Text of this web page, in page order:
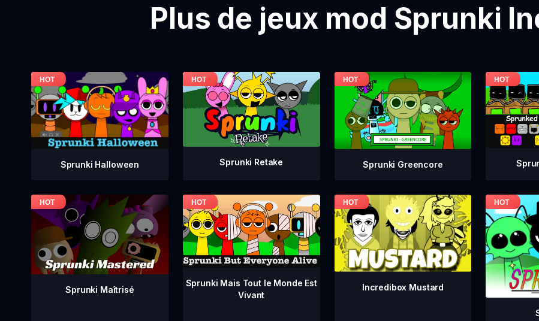
Plus de jeux mod Sprunki
Sprunki Halloween Sprunki Retake Sprunki Greencore
Sprunki Maîtrisé
Sprunki Mais Tout le Monde Est
Vivant
Incredibox Mustard